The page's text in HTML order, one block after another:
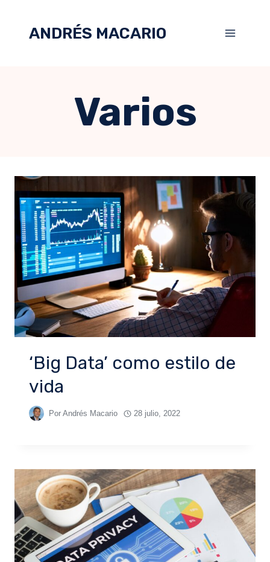
ANDRÉS MACARIO
Varios
‘Big Data’ como estilo de
vida
Por Andrés Macario 28 julio, 2022